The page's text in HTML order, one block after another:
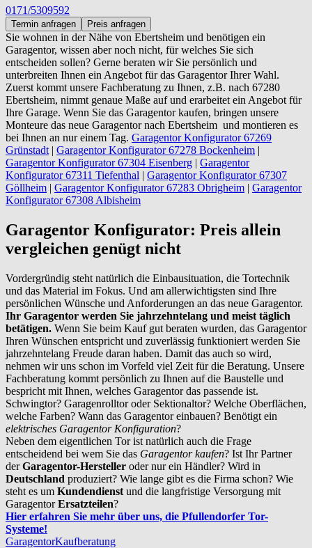
0171/5309592
Termin anfragen Preis anfragen
Sie wohnen in der Nähe von Ebertsheim und benötigen ein
Garagentor, wissen aber noch nicht, für welches Sie sich
entscheiden sollen? Gerne beraten wir Sie persönlich und
unterbreiten Ihnen ein Angebot für das Garagentor Ihrer Wahl.
Zuerst kommt unsere Fachberatung zu Ihnen, z.B. nach 67280
Ebertsheim, nimmt genaue Maße auf und erarbeitet ein Angebot für
Ihre Garage. Wenn Sie das Garagentor kaufen, bringen unsere
Monteure das neue Garagentor nach Ebertsheim und montieren es
bei Ihnen an nur einem Tag. Garagentor Konfigurator 67269
Grünstadt | Garagentor Konfigurator 67278 Bockenheim |
Garagentor Konfigurator 67304 Eisenberg | Garagentor
Konfigurator 67311 Tiefenthal | Garagentor Konfigurator 67307
Göllheim | Garagentor Konfigurator 67283 Obrigheim | Garagentor
Konfigurator 67308 Albisheim
Garagentor Konfigurator: Preis allein
vergleichen genügt nicht
Vordergründig steht natürlich die Einbausituation, die Tortechnik
und das Material im Fokus. Und am allerwichtigsten sind Ihre
persönlichen Wünsche und Anforderungen an das neue Garagentor.
Ihr Garagentor werden Sie jahrzehntelang und meist täglich
betätigen. Wenn Sie beim Kauf gut beraten wurden, das Garagentor
Ihren Wünschen entspricht und zuverlässig funktioniert werden Sie
jahrzehntelang Freude daran haben. Damit das auch so wird,
nehmen wir uns schon im Vorfeld viel Zeit für die Beratung. Unsere
Fachberatung kommt persönlich zu Ihnen auf die Baustelle und
bespricht mit Ihnen, welches Garagentor das passende ist.
Schwingtor? Garagenrolltor oder Sektionaltor? Welche Oberflächen,
welche Farben? Wann das Garagentor einbauen? Benötigt ein
elektrisches Garagentor Konfiguration?
Neben dem eigentlichen Tor ist natürlich auch die Frage
entscheidend bei wem Sie das Garagentor kaufen? Ist Ihr Partner
derGaragentor-Hersteller oder nur ein Händler? Wird in
Deutschland produziert? Wie lange gibt es die Firma schon? Wie
steht es um Kundendienst und die langfristige Versorgung mit
GaragentorErsatzteilen?
Hier erfahren Sie mehr über uns, die Pfullendorfer Tor-
Systeme!
GaragentorKaufberatung